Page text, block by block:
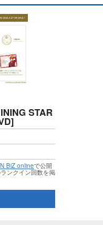
STAR
BiZ onlineで公開
ンクイン回数を掲